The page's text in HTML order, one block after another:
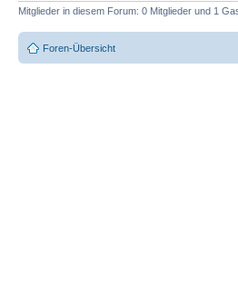
Mitglieder in diesem Forum: 0 Mitglieder und 1
Foren-Übersicht